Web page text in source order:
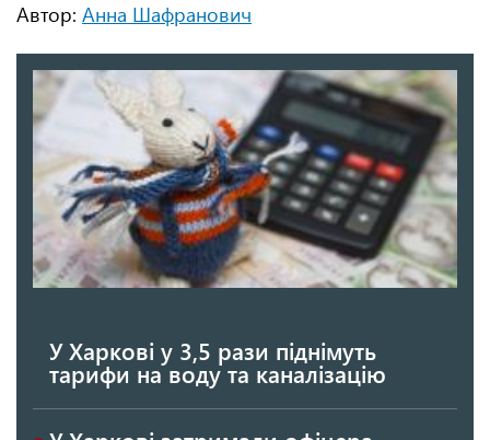
Автор: Анна Шафранович
У Харкові у 3,5 рази піднімуть
тарифи на воду та каналізацію